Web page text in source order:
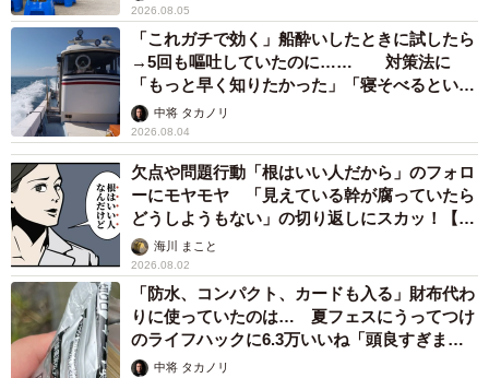
2026.08.05
「これガチで効く」船酔いしたときに試したら
→5回も嘔吐していたのに…… 対策法に
「もっと早く知りたかった」「寝そべるといい
らしい」
中将 タカノリ
2026.08.04
欠点や問題行動「根はいい人だから」のフォロ
ーにモヤモヤ 「見えている幹が腐っていたら
どうしようもない」の切り返しにスカッ！【漫
画】海川 まこと
2026.08.02
「防水、コンパクト、カードも入る」財布代わ
りに使っていたのは… 夏フェスにうってつけ
のライフハックに6.3万いいね「頭良すぎま
す」中将 タカノリ